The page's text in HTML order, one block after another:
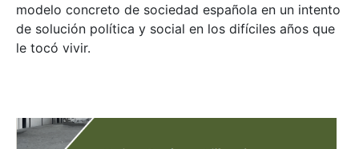
modelo concreto de sociedad española en un intento
de solución política y social en los difíciles años que
le tocó vivir.